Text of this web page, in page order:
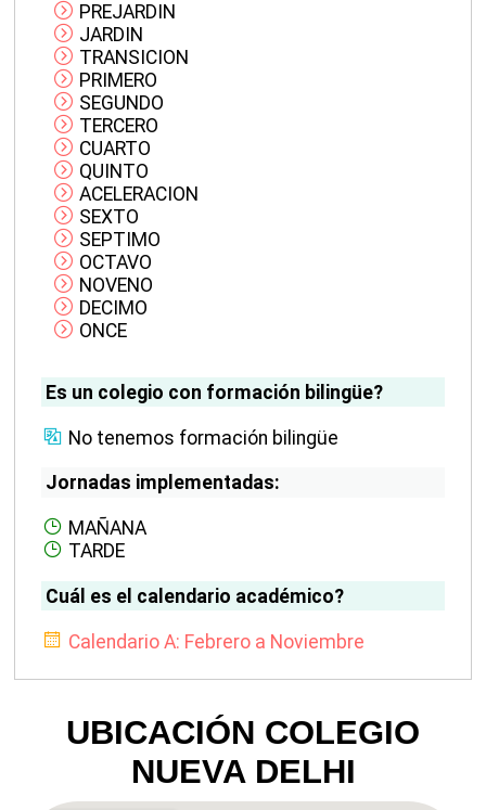
PREJARDIN
JARDIN
TRANSICION
PRIMERO
SEGUNDO
TERCERO
CUARTO
QUINTO
ACELERACION
SEXTO
SEPTIMO
OCTAVO
NOVENO
DECIMO
ONCE
Es un colegio con formación bilingüe?
No tenemos formación bilingüe
Jornadas implementadas:
MAÑANA
TARDE
Cuál es el calendario académico?
Calendario A: Febrero a Noviembre
UBICACIÓN COLEGIO
NUEVA DELHI